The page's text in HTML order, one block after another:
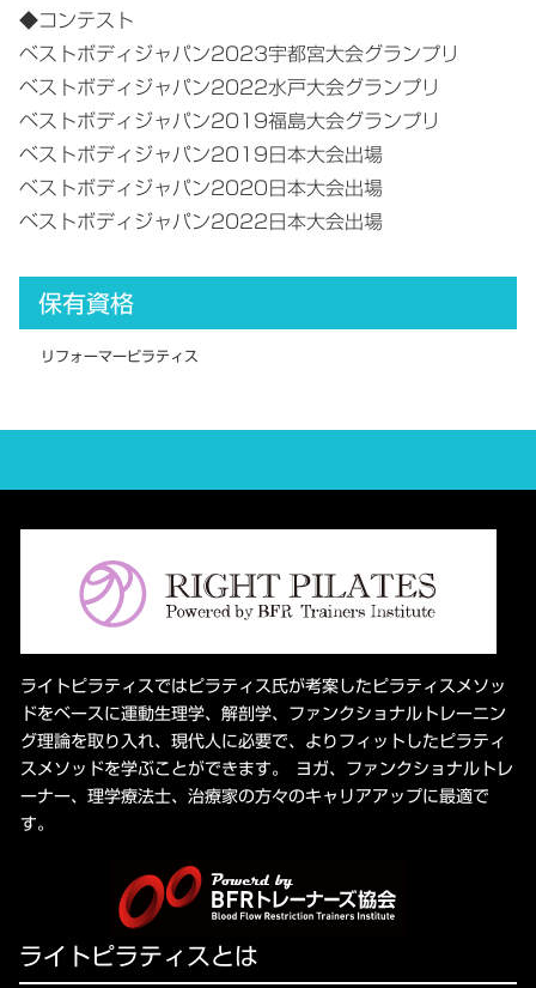
◆コンテスト
ベストボディジャパン2023宇都宮大会グランプリ
ベストボディジャパン2022水戸大会グランプリ
ベストボディジャパン2019福島大会グランプリ
ベストボディジャパン2019日本大会出場
ベストボディジャパン2020日本大会出場
ベストボディジャパン2022日本大会出場
保有資格
リフォーマーピラティス
ライトピラティスではピラティス氏が考案したピラティスメソッ
ドをベースに運動生理学、解剖学、ファンクショナルトレーニン
グ理論を取り入れ、現代人に必要で、よりフィットしたピラティ
スメソッドを学ぶことができます。 ヨガ、ファンクショナルトレ
ーナー、理学療法士、治療家の方々のキャリアアップに最適で
す。
ライトピラティスとは